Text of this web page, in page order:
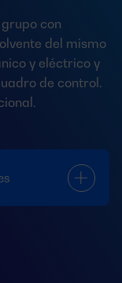
con
del mismo
y eléctrico y
de control.